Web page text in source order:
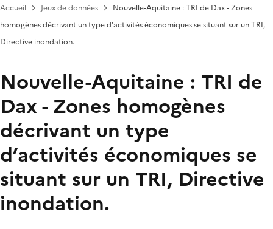
Accueil Jeux de données
Nouvelle-Aquitaine : TRI de Dax - Zones
homogènes décrivant un type d’activités économiques se situant sur un TRI,
Directive inondation.
Nouvelle-Aquitaine : TRI de
Dax - Zones homogènes
décrivant un type
d’activités économiques se
situant sur un TRI, Directive
inondation.